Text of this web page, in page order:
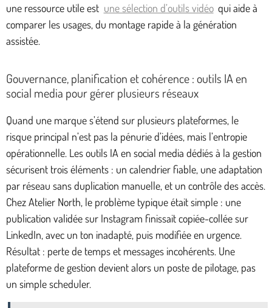
une ressource utile est une sélection d’outils vidéo qui aide à
comparer les usages, du montage rapide à la génération
assistée.
Gouvernance, planification et cohérence : outils IA en
social media pour gérer plusieurs réseaux
Quand une marque s’étend sur plusieurs plateformes, le
risque principal n’est pas la pénurie d’idées, mais l’entropie
opérationnelle. Les outils IA en social media dédiés à la gestion
sécurisent trois éléments : un calendrier fiable, une adaptation
par réseau sans duplication manuelle, et un contrôle des accès.
Chez Atelier North, le problème typique était simple : une
publication validée sur Instagram finissait copiée-collée sur
LinkedIn, avec un ton inadapté, puis modifiée en urgence.
Résultat : perte de temps et messages incohérents. Une
plateforme de gestion devient alors un poste de pilotage, pas
un simple scheduler.